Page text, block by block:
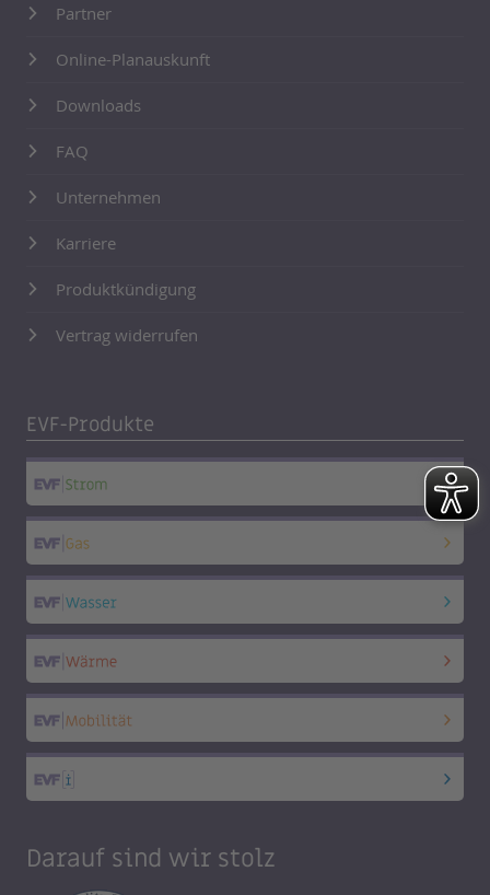
Partner
Online-Planauskunft
Downloads
FAQ
Unternehmen
Karriere
Produktkündigung
Vertrag widerrufen
EVF-Produkte
Darauf sind wir stolz